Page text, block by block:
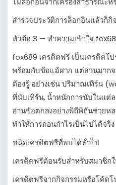
สำรวจประวัติการล็อกอินแล้วก็
หัวข้อ 3 — ทำความเข้าใจ
fox689 เครดิตฟรี เป็นเครดิตโ
พร้อมกับข้อแม้ฝาก แต่ส่วนมาก
ต้องรู้ อย่างเช่น ปริมาณเทิร์น
ที่นับเทิร์น, น้ำหนักการนับในแต่
อ่านข้อตกลงอย่างพิถีพิถันช่วยห
ทำให้การถอนกำไรเป็นไปได้จริง
ชนิดเครดิตฟรีที่พบได้ทั่วไป
เครดิตฟรีต้อนรับสำหรับสมาชิก
เครดิตฟรีจากกิจกรรมหรือโค้ด